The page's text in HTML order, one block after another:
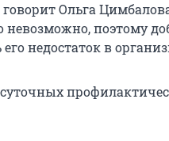
Ольга
невозможно, поэтому
недостаток в